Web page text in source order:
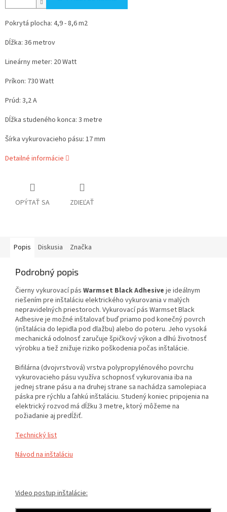
Pokrytá plocha: 4,9 - 8,6 m2
Dĺžka: 36 metrov
Lineárny meter: 20 Watt
Príkon: 730 Watt
Prúd: 3,2 A
Dĺžka studeného konca: 3 metre
Šírka vykurovacieho pásu: 17 mm
Detailné informácie
OPÝTAŤ SA ZDIEĽAŤ
Popis Diskusia Značka
Podrobný popis
Čierny vykurovací pás Warmset BlackAdhesive je ideálnym
riešením pre inštaláciu elektrického vykurovania v malých
nepravidelných priestoroch. Vykurovací pás Warmset Black
Adhesive je možné inštalovať buď priamo pod konečný povrch
(inštalácia do lepidla pod dlažbu) alebo do poteru. Jeho vysoká
mechanická odolnosť zaručuje špičkový výkon a dlhú životnosť
výrobku a tiež znižuje riziko poškodenia počas inštalácie.
Bifilárna (dvojvrstvová) vrstva polypropylénového povrchu
vykurovacieho pásu využíva schopnosť vykurovania iba na
jednej strane pásu a na druhej strane sa nachádza samolepiaca
páska pre rýchlu a ľahkú inštaláciu. Studený koniec pripojenia na
elektrický rozvod má dĺžku 3 metre, ktorý môžeme na
požiadanie aj predĺžiť.
Technický list
Návod na inštaláciu
Video postup inštalácie: